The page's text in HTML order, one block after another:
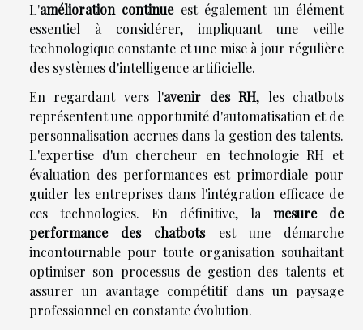
L'amélioration continueest également un élément
essentiel à considérer, impliquant une veille
technologique constante et une mise à jour régulière
des systèmes d'intelligence artificielle.
En regardant vers l'avenir des RH, les chatbots
représentent une opportunité d'automatisation et de
personnalisation accrues dans la gestion des talents.
L'expertise d'un chercheur en technologie RH et
évaluation des performances est primordiale pour
guider les entreprises dans l'intégration efficace de
ces technologies. En définitive, la mesure de
performance des chatbotsest une démarche
incontournable pour toute organisation souhaitant
optimiser son processus de gestion des talents et
assurer un avantage compétitif dans un paysage
professionnel en constante évolution.